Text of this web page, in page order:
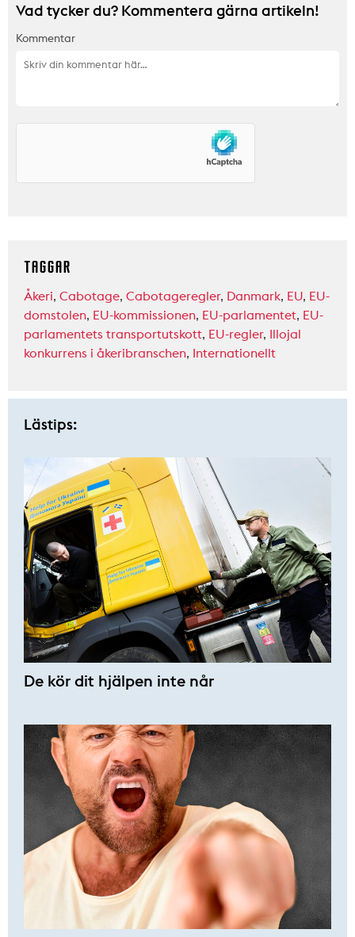
Vad tycker du? Kommentera gärna artikeln!
Kommentar
TAGGAR
Åkeri, Cabotage, Cabotageregler, Danmark, EU, EU-
domstolen, EU-kommissionen, EU-parlamentet, EU-
parlamentets transportutskott, EU-regler, Illojal
konkurrens i åkeribranschen, Internationellt
Lästips:
De kör dit hjälpen inte når